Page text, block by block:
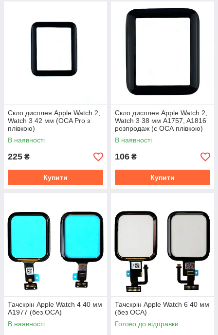
Скло дисплея Apple Watch 2,
Watch 3 42 мм (OCA Pro з
плівкою)
В наявності
225 ₴
Купити
Скло дисплея Apple Watch 2,
Watch 3 38 мм A1757, A1816
розпродаж (с ОСА плівкою)
В наявності
106 ₴
Купити
Тачскрін Apple Watch 4 40 мм
A1977 (без OCA)
В наявності
Тачскрін Apple Watch 6 40 мм
(без OCA)
Готово до відправки